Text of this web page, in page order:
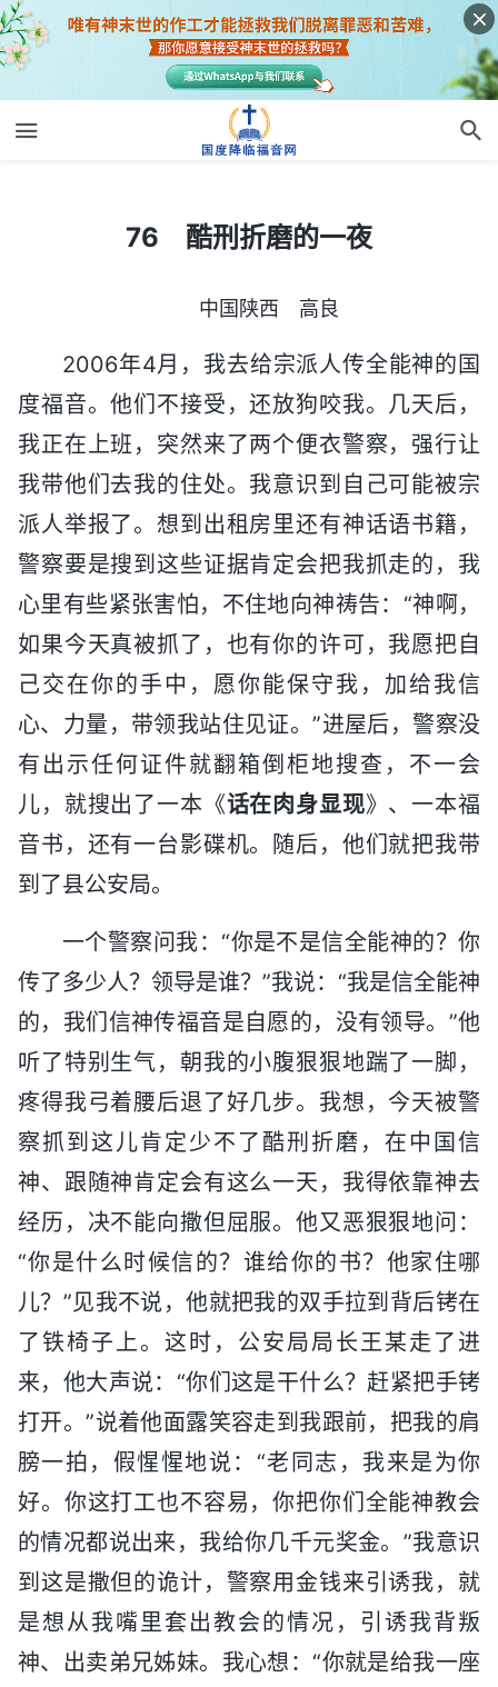
76 酷刑折磨的一夜
中国陕西 高良
2006年4月，我去给宗派人传全能神的国
度福音。他们不接受，还放狗咬我。几天后，
我正在上班，突然来了两个便衣警察，强行让
我带他们去我的住处。我意识到自己可能被宗
派人举报了。想到出租房里还有神话语书籍，
警察要是搜到这些证据肯定会把我抓走的，我
心里有些紧张害怕，不住地向神祷告：“神啊，
如果今天真被抓了，也有你的许可，我愿把自
己交在你的手中，愿你能保守我，加给我信
心、力量，带领我站住见证。”进屋后，警察没
有出示任何证件就翻箱倒柜地搜查，不一会
儿，就搜出了一本《话在肉身显现》、一本福
音书，还有一台影碟机。随后，他们就把我带
到了县公安局。
一个警察问我：“你是不是信全能神的？你
传了多少人？领导是谁？”我说：“我是信全能神
的，我们信神传福音是自愿的，没有领导。”他
听了特别生气，朝我的小腹狠狠地踹了一脚，
疼得我弓着腰后退了好几步。我想，今天被警
察抓到这儿肯定少不了酷刑折磨，在中国信
神、跟随神肯定会有这么一天，我得依靠神去
经历，决不能向撒但屈服。他又恶狠狠地问：
“你是什么时候信的？谁给你的书？他家住哪
儿？”见我不说，他就把我的双手拉到背后铐在
了铁椅子上。这时，公安局局长王某走了进
来，他大声说：“你们这是干什么？赶紧把手铐
打开。”说着他面露笑容走到我跟前，把我的肩
膀一拍，假惺惺地说：“老同志，我来是为你
好。你这打工也不容易，你把你们全能神教会
的情况都说出来，我给你几千元奖金。”我意识
到这是撒但的诡计，警察用金钱来引诱我，就
是想从我嘴里套出教会的情况，引诱我背叛
神、出卖弟兄姊妹。我心想：“你就是给我一座